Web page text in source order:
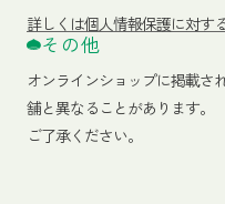
詳しくは個人情報保護に対す
その他
オンラインショップに掲載さ
舗と異なることがあります。
ご了承ください。